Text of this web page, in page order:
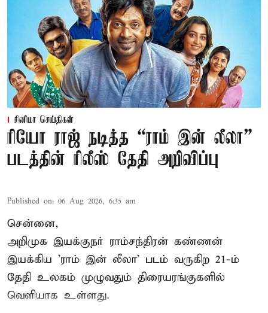
சினிமா செய்திகள்
ரியோ ராஜ் நடித்த “ராம் இன் லீலா”
படத்தின் ரிலீஸ் தேதி அறிவிப்பு
Published on: 06 Aug 2026, 6:35 am
சென்னை,
அறிமுக இயக்குநர் ராம்சந்திரன் கண்ணன்
இயக்கிய 'ராம் இன் லீலா' படம் வருகிற 21-ம்
தேதி உலகம் முழுவதும் திரையரங்குகளில்
வெளியாக உள்ளது.